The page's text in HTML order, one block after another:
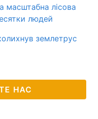
масштабна лісова
людей
землетрус
НАС